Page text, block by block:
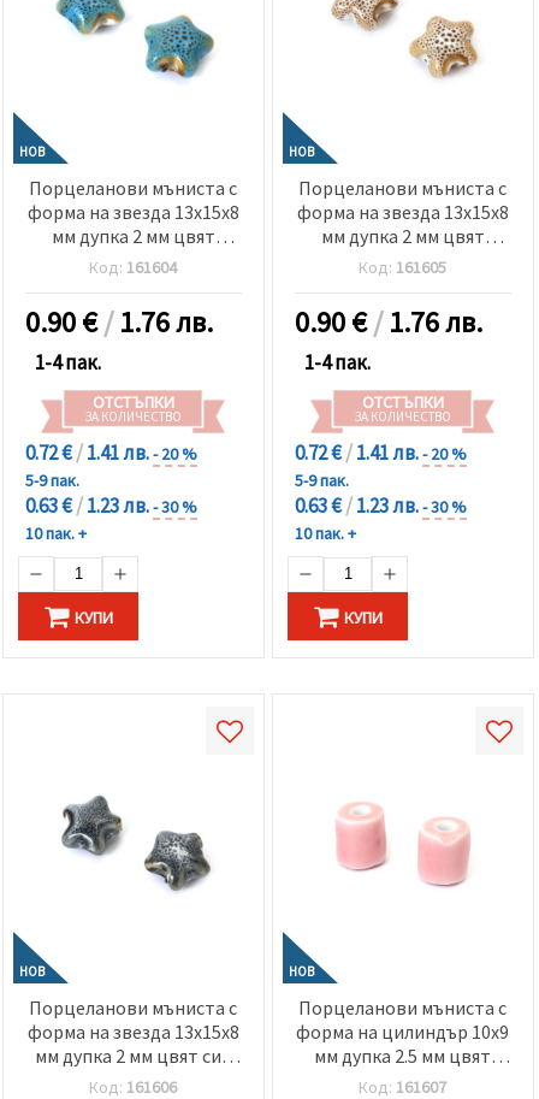
НОВ
Порцеланови мъниста с
форма на звезда 13x15x8
мм дупка 2 мм цвят
тюркоаз напръскан -2
броя
Код: 161604
0.90€/1.76 лв.
1-4 пак.
ОТСТЪПКИ
ЗА КОЛИЧЕСТВО
0.72 €/1.41 лв.- 20 %
5-9 пак.
0.63 €/1.23 лв.- 30 %
10 пак. +
КУПИ
НОВ
Порцеланови мъниста с
форма на звезда 13x15x8
мм дупка 2 мм цвят
бежов напръскан -2 броя
Код: 161605
0.90€/1.76 лв.
1-4 пак.
ОТСТЪПКИ
ЗА КОЛИЧЕСТВО
0.72 €/1.41 лв.- 20 %
5-9 пак.
0.63 €/1.23 лв.- 30 %
10 пак. +
КУПИ
НОВ
Порцеланови мъниста с
форма на звезда 13x15x8
мм дупка 2 мм цвят сив
напръскан -2 броя
Код: 161606
НОВ
Порцеланови мъниста с
форма на цилиндър 10x9
мм дупка 2.5 мм цвят
розов меланж -2 броя
Код: 161607